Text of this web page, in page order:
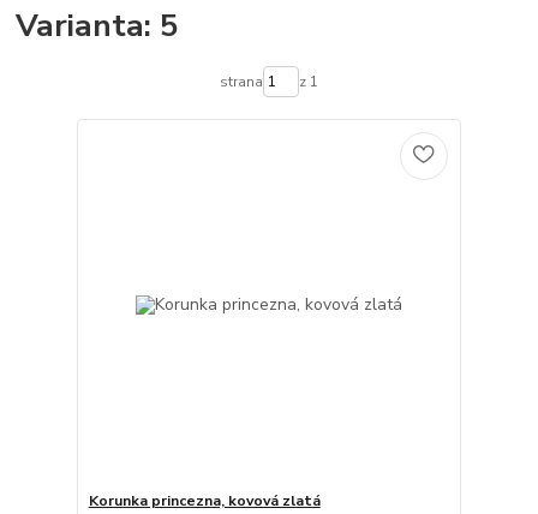
Varianta: 5
strana z 1
Korunka princezna, kovová zlatá